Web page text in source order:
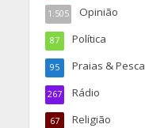
Opinião
1.505
Política
87
Praias & Pesca
95
Rádio
267
Religião
67